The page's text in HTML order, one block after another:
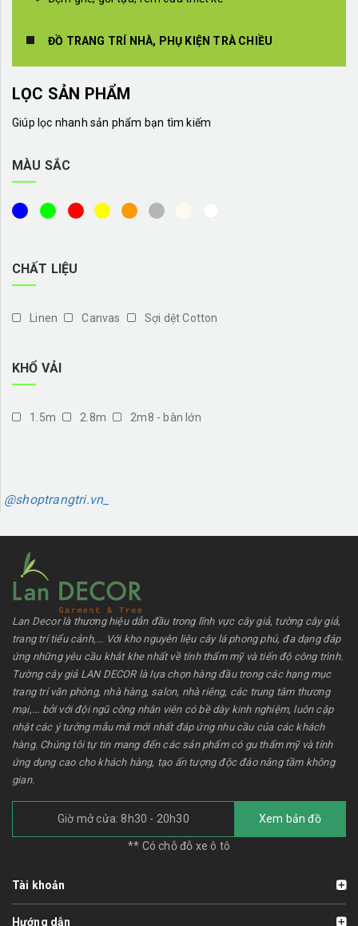
ĐỒ TRANG TRÍ NHÀ, PHỤ KIỆN TRÀ CHIỀU
LỌC SẢN PHẨM
Giúp lọc nhanh sản phẩm bạn tìm kiếm
MÀU SẮC
CHẤT LIỆU
Linen Canvas Sợi dệt Cotton
KHỔ VẢI
1.5m 2.8m 2m8 - bàn lớn
@shoptrangtri.vn_
Lan Decor là thương hiệu dẫn đầu trong lĩnh vực cây giả, tường cây giả,
trang trí tiểu cảnh,... Với kho nguyên liệu cây lá phong phú, đa dạng đáp
ứng những yêu cầu khắt khe nhất về tính thẩm mỹ và tiến độ công trình.
Tường cây giả LAN DECOR là lựa chọn hàng đầu trong các hạng mục
trang trí văn phòng, nhà hàng, salon, nhà riêng, các trung tâm thương
mại,... bởi với đội ngũ công nhân viên có bề dày kinh nghiệm, luôn cập
nhật các ý tưởng mẫu mã mới nhất đáp ứng nhu cầu của các khách
hàng. Chúng tôi tự tin mang đến các sản phẩm có gu thẩm mỹ và tính
ứng dụng cao cho khách hàng, tạo ấn tượng độc đáo nâng tầm không
gian.
Giờ mở cửa: 8h30 - 20h30 Xem bản đồ
** Có chỗ đỗ xe ô tô
Tài khoản
Hướng dẫn